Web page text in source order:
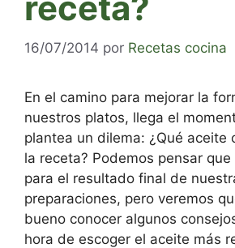
16/07/2014 por Recetas cocina
En el camino para mejorar la
nuestros platos, llega el
plantea un dilema: ¿Qué aceite
la receta? Podemos pensar
para el resultado final de
preparaciones, pero veremos
bueno conocer algunos
hora de escoger el aceite más